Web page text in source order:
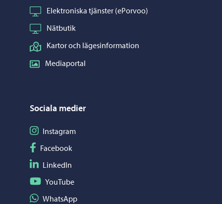
Elektroniska tjänster (ePorvoo)
Nätbutik
Kartor och lägesinformation
Mediaportal
Sociala medier
Följ på Instagram
Instagram
Följ på Facebook
Facebook
Följ på LinkedIn
LinkedIn
Följ på YouTube
YouTube
Dela på WhatsApp
WhatsApp